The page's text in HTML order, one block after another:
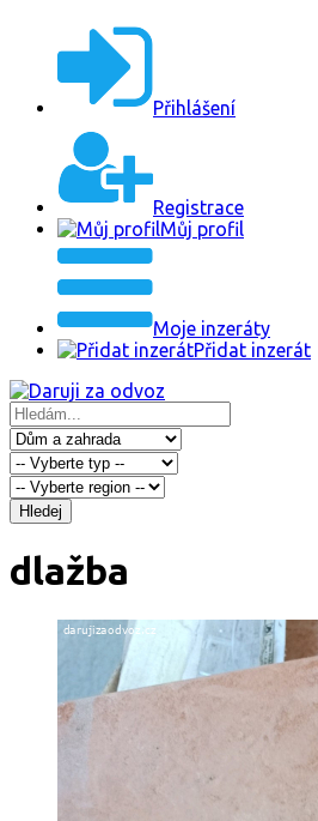
Přihlášení
Registrace
Můj profil
Moje inzeráty
Přidat inzerát
Hledej
dlažba